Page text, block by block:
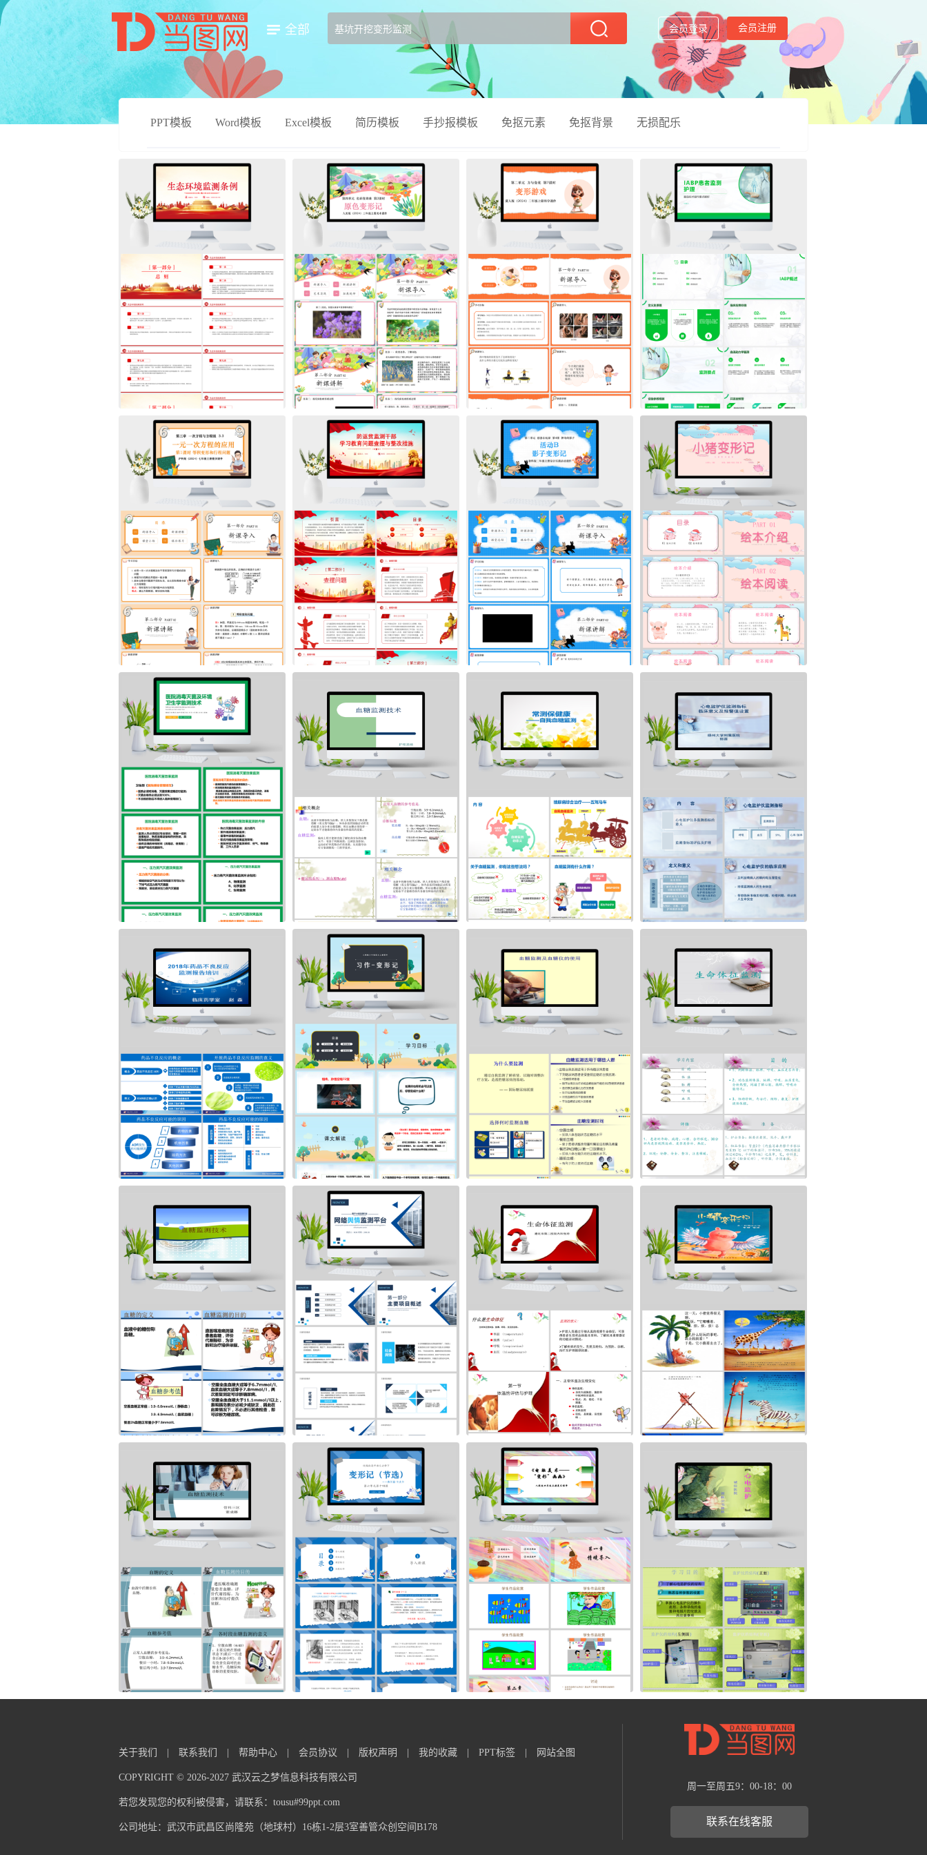
全部 会员登录 会员注册
PPT模板 Word模板 Excel模板 简历模板 手抄报模板 免抠元素 免抠背景 无损配乐
关于我们 联系我们 帮助中心 会员协议 版权声明 我的收藏 PPT标签 网站全图
COPYRIGHT © 2026-2027 武汉云之梦信息科技有限公司
若您发现您的权利被侵害，请联系：tousu#99ppt.com
公司地址：武汉市武昌区尚隆苑（地球村）16栋1-2层3室善管众创空间B178
周一至周五9：00-18：00
联系在线客服